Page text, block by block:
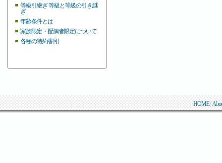
等級引継ぎ 等級と等級の引き継
ぎ
年齢条件とは
家族限定・配偶者限定について
各種の特約/割引
HOME|